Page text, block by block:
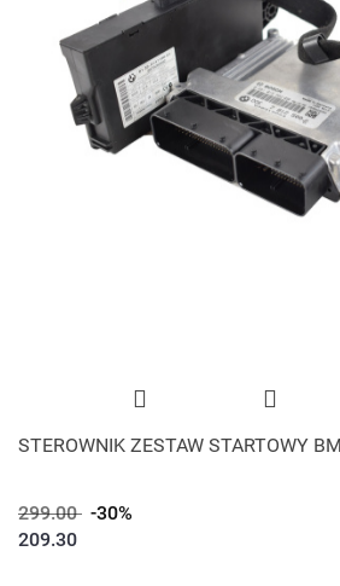
STEROWNIK ZESTAW STARTOWY
299.00 -30%
209.30